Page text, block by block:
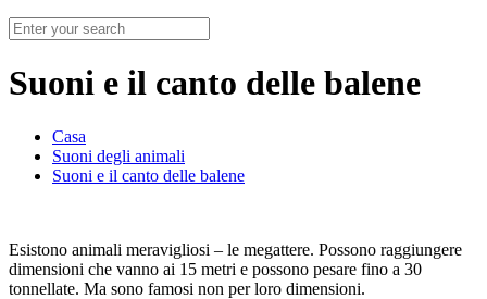
Suoni e il canto delle balene
Casa
Suoni degli animali
Suoni e il canto delle balene
Esistono animali meravigliosi – le megattere. Possono raggiungere
dimensioni che vanno ai 15 metri e possono pesare fino a 30
tonnellate. Ma sono famosi non per loro dimensioni.